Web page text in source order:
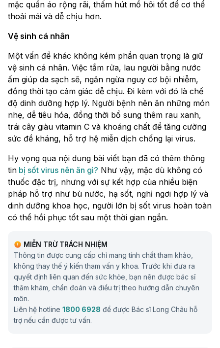
mặc quần áo rộng rãi, thấm hút mồ hôi tốt để cơ thể
thoải mái và dễ chịu hơn.
Vệ sinh cá nhân
Một vấn đề khác không kém phần quan trọng là giữ
vệ sinh cá nhân. Việc tắm rửa, lau người bằng nước
ấm giúp da sạch sẽ, ngăn ngừa nguy cơ bội nhiễm,
đồng thời tạo cảm giác dễ chịu. Đi kèm với đó là chế
độ dinh dưỡng hợp lý. Người bệnh nên ăn những món
nhẹ, dễ tiêu hóa, đồng thời bổ sung thêm rau xanh,
trái cây giàu vitamin C và khoáng chất để tăng cường
sức đề kháng, hỗ trợ hệ miễn dịch chống lại virus.
Hy vọng qua nội dung bài viết bạn đã có thêm thông
tin bị sốt virus nên ăn gì? Như vậy, mặc dù không có
thuốc đặc trị, nhưng với sự kết hợp của nhiều biện
pháp hỗ trợ như bù nước, hạ sốt, nghỉ ngơi hợp lý và
dinh dưỡng khoa học, người lớn bị sốt virus hoàn toàn
có thể hồi phục tốt sau một thời gian ngắn.
MIỄN TRỪ TRÁCH NHIỆM
Thông tin được cung cấp chỉ mang tính chất tham khảo,
không thay thế ý kiến tham vấn y khoa. Trước khi đưa ra
quyết định liên quan đến sức khỏe, bạn nên được bác sĩ
thăm khám, chẩn đoán và điều trị theo hướng dẫn chuyên
môn.
Liên hệ hotline 1800 6928 để được Bác sĩ Long Châu hỗ
trợ nếu cần được tư vấn.